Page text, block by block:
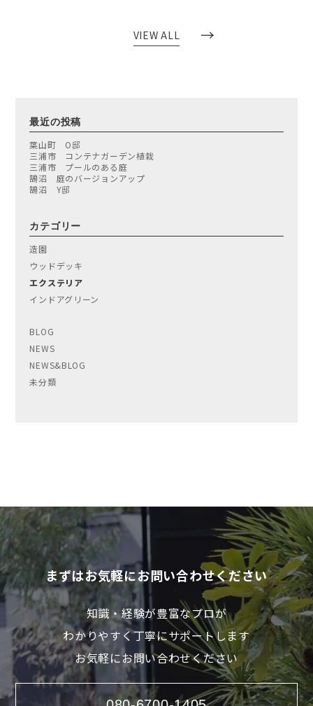
VIEW ALL →
最近の投稿
葉山町 O邸
三浦市 コンテナガーデン植栽
三浦市 プールのある庭
鵠沼 庭のバージョンアップ
鵠沼 Y邸
カテゴリー
造園
ウッドデッキ
エクステリア
インドアグリーン
BLOG
NEWS
NEWS&BLOG
未分類
まずはお気軽にお問い合わせください
知識・経験が豊富なプロが
わかりやすく丁寧にサポートします
お気軽にお問い合わせください